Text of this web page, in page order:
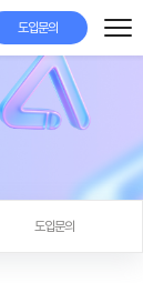
도입문의
도입문의